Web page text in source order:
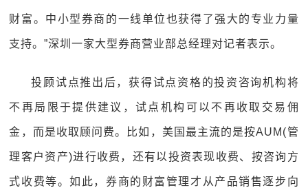
财富。中小型券商的一线单位也获得了强大的专业力量
支持。”深圳一家大型券商营业部总经理对记者表示。
投顾试点推出后，获得试点资格的投资咨询机构将
不再局限于提供建议，试点机构可以不再收取交易佣
金，而是收取顾问费。比如，美国最主流的是按AUM(管
理客户资产)进行收费，还有以投资表现收费、按咨询方
式收费等。如此，券商的财富管理才从产品销售逐步向